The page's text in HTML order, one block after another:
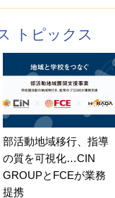
トピックス
部活動地域移行、指導
の質を可視化…CIN
GROUPとFCEが業務
提携